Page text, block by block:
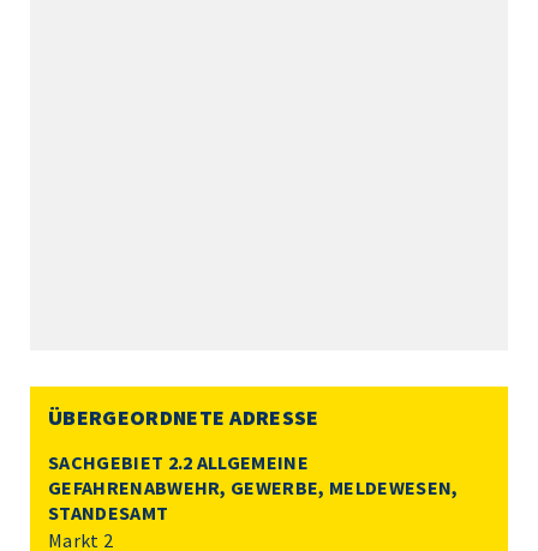
ÜBERGEORDNETE ADRESSE
SACHGEBIET 2.2 ALLGEMEINE
GEFAHRENABWEHR, GEWERBE, MELDEWESEN,
STANDESAMT
Markt 2